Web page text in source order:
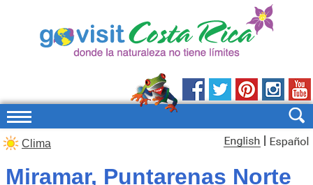
Clima
Miramar, Puntarenas Norte